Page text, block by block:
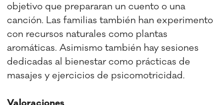
objetivo que prepararan un cuento o una
canción. Las familias también han experimento
con recursos naturales como plantas
aromáticas. Asimismo también hay sesiones
dedicadas al bienestar como prácticas de
masajes y ejercicios de psicomotricidad.